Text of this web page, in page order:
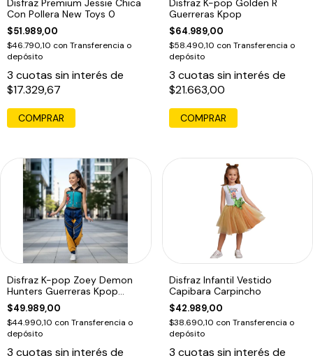
Disfraz Premium Jessie Chica
Con Pollera New Toys 0
$51.989,00
$46.790,10 con Transferencia o
depósito
3 cuotas sin interés de
$17.329,67
Disfraz K-pop Golden R
Guerreras Kpop
$64.989,00
$58.490,10 con Transferencia o
depósito
3 cuotas sin interés de
$21.663,00
COMPRAR
Disfraz K-pop Zoey Demon
Hunters Guerreras Kpop
Infantil Zoey
$49.989,00
$44.990,10 con Transferencia o
depósito
3 cuotas sin interés de
Disfraz Infantil Vestido
Capibara Carpincho
$42.989,00
$38.690,10 con Transferencia o
depósito
3 cuotas sin interés de